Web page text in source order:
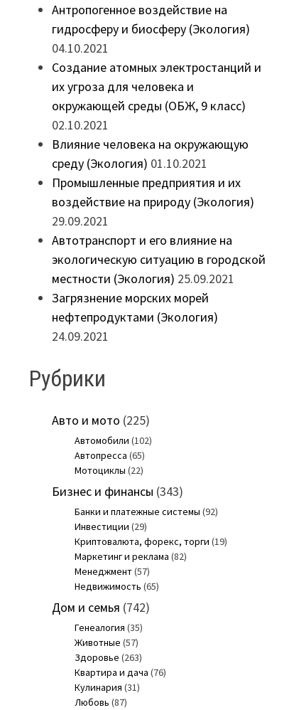
Антропогенное воздействие на
гидросферу и биосферу (Экология)
04.10.2021
Создание атомных электростанций и
их угроза для человека и
окружающей среды (ОБЖ, 9 класс)
02.10.2021
Влияние человека на окружающую
среду (Экология) 01.10.2021
Промышленные предприятия и их
воздействие на природу (Экология)
29.09.2021
Автотранспорт и его влияние на
экологическую ситуацию в городской
местности (Экология) 25.09.2021
Загрязнение морских морей
нефтепродуктами (Экология)
24.09.2021
Рубрики
Авто и мото (225)
Автомобили (102)
Автопресса (65)
Мотоциклы (22)
Бизнес и финансы (343)
Банки и платежные системы (92)
Инвестиции (29)
Криптовалюта, форекс, торги (19)
Маркетинг и реклама (82)
Менеджмент(57)
Недвижимость (65)
Дом и семья (742)
Генеалогия (35)
Животные (57)
Здоровье (263)
Квартира и дача (76)
Кулинария (31)
Любовь (87)